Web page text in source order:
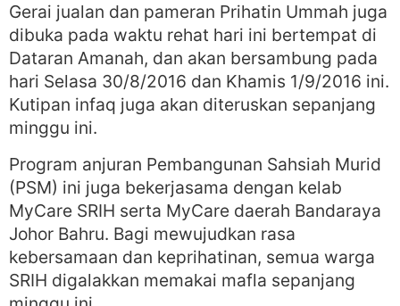
Gerai jualan dan pameran Prihatin Ummah juga
dibuka pada waktu rehat hari ini bertempat di
Dataran Amanah, dan akan bersambung pada
hari Selasa 30/8/2016 dan Khamis 1/9/2016 ini.
Kutipan infaq juga akan diteruskan sepanjang
minggu ini.
Program anjuran Pembangunan Sahsiah Murid
(PSM) ini juga bekerjasama dengan kelab
MyCare SRIH serta MyCare daerah Bandaraya
Johor Bahru. Bagi mewujudkan rasa
kebersamaan dan keprihatinan, semua warga
SRIH digalakkan memakai mafla sepanjang